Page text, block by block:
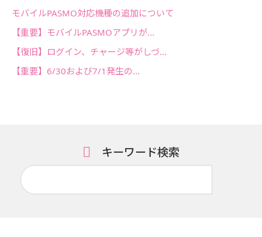
モバイルPASMO対応機種の追加について
【重要】モバイルPASMOアプリが...
【復旧】ログイン、チャージ等がしづ...
【重要】6/30および7/1発生の...
キーワード検索